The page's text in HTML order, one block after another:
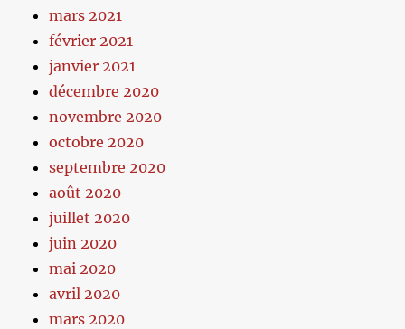
mars 2021
février 2021
janvier 2021
décembre 2020
novembre 2020
octobre 2020
septembre 2020
août 2020
juillet 2020
juin 2020
mai 2020
avril 2020
mars 2020